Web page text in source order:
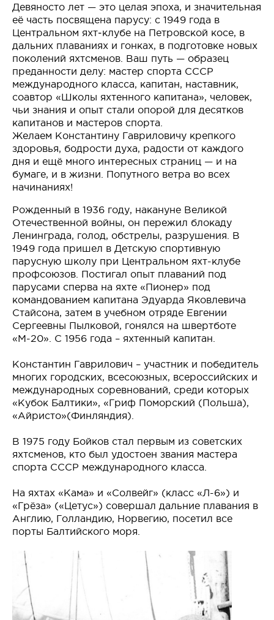
Девяносто лет — это целая эпоха, и значительная
её часть посвящена парусу: с 1949 года в
Центральном яхт‑клубе на Петровской косе, в
дальних плаваниях и гонках, в подготовке новых
поколений яхтсменов. Ваш путь — образец
преданности делу: мастер спорта СССР
международного класса, капитан, наставник,
соавтор «Школы яхтенного капитана», человек,
чьи знания и опыт стали опорой для десятков
капитанов и мастеров спорта.
Желаем Константину Гавриловичу крепкого
здоровья, бодрости духа, радости от каждого
дня и ещё много интересных страниц — и на
бумаге, и в жизни. Попутного ветра во всех
начинаниях!
Рожденный в 1936 году, накануне Великой
Отечественной войны, он пережил блокаду
Ленинграда, голод, обстрелы, разрушения. В
1949 года пришел в Детскую спортивную
парусную школу при Центральном яхт-клубе
профсоюзов. Постигал опыт плаваний под
парусами сперва на яхте «Пионер» под
командованием капитана Эдуарда Яковлевича
Стайсона, затем в учебном отряде Евгении
Сергеевны Пылковой, гонялся на швертботе
«М-20». С 1956 года – яхтенный капитан.
Константин Гаврилович – участник и победитель
многих городских, всесоюзных, всероссийских и
международных соревнований, среди которых
«Кубок Балтики», «Гриф Поморский (Польша),
«Айристо»(Финляндия).
В 1975 году Бойков стал первым из советских
яхтсменов, кто был удостоен звания мастера
спорта СССР международного класса.
На яхтах «Кама» и «Солвейг» (класс «Л-6») и
«Грёза» («Цетус») совершал дальние плавания в
Англию, Голландию, Норвегию, посетил все
порты Балтийского моря.